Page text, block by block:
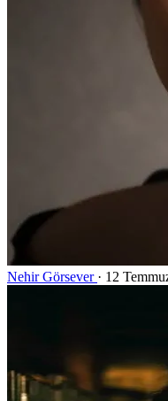
Nehir Görsever · 12